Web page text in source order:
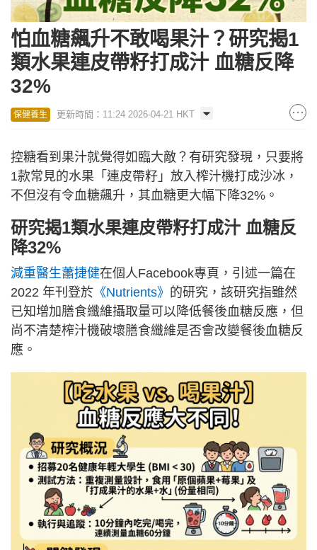
怕血糖飆升不敢喝果汁？研究揭1
類水果連皮帶籽打成汁 血糖反降
32%
保健養生 更新時間：11:24 2026-04-21 HKT
控糖看到果汁就覺得如臨大敵？有研究發現，只要將
1款常見的水果「連皮帶籽」放入榨汁機打成沙冰，
不但沒有令血糖飆升，其血糖更大幅下降32%。
研究揭1類水果連皮帶籽打成汁 血糖反
降32%
減重醫生蕭捷健在個人Facebook專頁，引述一篇在
2022 年刊登於 《Nutrients》 的研究，該研究指雖然
已知增加膳食纖維攝取量可以降低餐後血糖反應​​，但
尚不清楚榨汁機破壞膳食纖維是否會改變餐後血糖反
應​​。